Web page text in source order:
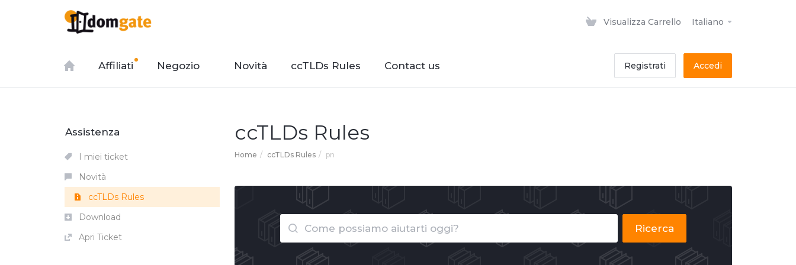
Visualizza Carrello Italiano
Affiliati Negozio Novità ccTLDs Rules Contact us Registrati Accedi
ccTLDs Rules
Home ccTLDs Rules pn
Ricerca
Assistenza
I miei ticket
Novità
ccTLDs Rules
Download
Apri Ticket